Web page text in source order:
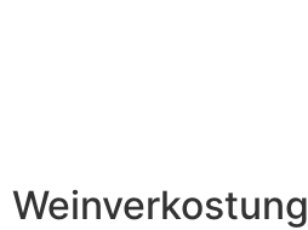
Weinverkostung